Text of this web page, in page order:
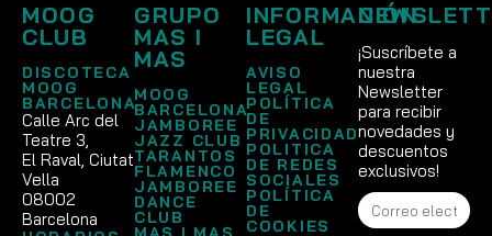
MOOG
CLUB
DISCOTECA
MOOG
BARCELONA
Calle Arc del
Teatre 3,
El Raval, Ciutat
Vella
08002
Barcelona
GRUPO
MAS I
MAS
MOOG
BARCELONA
JAMBOREE
JAZZ CLUB
TARANTOS
FLAMENCO
JAMBOREE
DANCE
CLUB
INFORMACIÓN
LEGAL
AVISO
LEGAL
POLÍTICA
DE
PRIVACIDAD
POLITICA
DE REDES
SOCIALES
POLÍTICA
DE
COOKIES
¡Suscríbete a
nuestra
Newsletter
para recibir
novedades y
descuentos
exclusivos!